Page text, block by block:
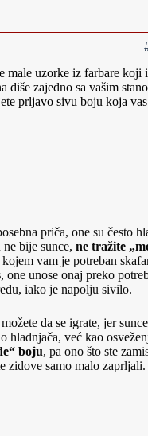
male uzorke iz farbare
diše zajedno sa vašim
prljavo sivu boju koja
priča, one su često
bije sunce, ne tražite
vam je potreban
, one unose onaj preko
iako je napolju sivilo.
da se igrate, jer
već kao
boju, pa ono što ste
zidove samo malo zaprljali.